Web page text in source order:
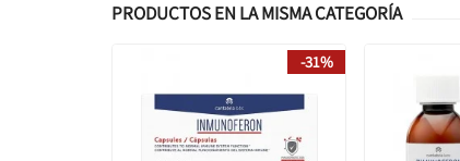
PRODUCTOS EN LA MISMA CATEGORÍA
-31%